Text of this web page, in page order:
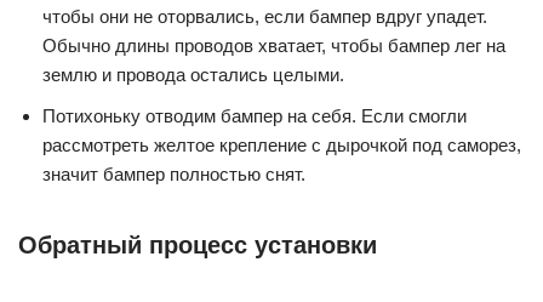
чтобы они не оторвались, если бампер вдруг упадет.
Обычно длины проводов хватает, чтобы бампер лег на
землю и провода остались целыми.
Потихоньку отводим бампер на себя. Если смогли
рассмотреть желтое крепление с дырочкой под саморез,
значит бампер полностью снят.
Обратный процесс установки